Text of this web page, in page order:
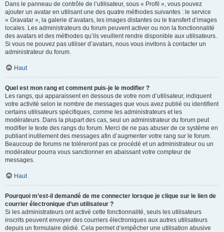
Dans le panneau de contrôle de l’utilisateur, sous « Profil », vous pouvez
ajouter un avatar en utilisant une des quatre méthodes suivantes : le service
« Gravatar », la galerie d’avatars, les images distantes ou le transfert d’images
locales. Les administrateurs du forum peuvent activer ou non la fonctionnalité
des avatars et des méthodes qu’ils veuillent rendre disponible aux utilisateurs.
Si vous ne pouvez pas utiliser d’avatars, nous vous invitons à contacter un
administrateur du forum.
Haut
Quel est mon rang et comment puis-je le modifier ?
Les rangs, qui apparaissent en dessous de votre nom d’utilisateur, indiquent
votre activité selon le nombre de messages que vous avez publié ou identifient
certains utilisateurs spécifiques, comme les administrateurs et les
modérateurs. Dans la plupart des cas, seul un administrateur du forum peut
modifier le texte des rangs du forum. Merci de ne pas abuser de ce système en
publiant inutilement des messages afin d’augmenter votre rang sur le forum.
Beaucoup de forums ne toléreront pas ce procédé et un administrateur ou un
modérateur pourra vous sanctionner en abaissant votre compteur de
messages.
Haut
Pourquoi m’est-il demandé de me connecter lorsque je clique sur le lien de
courrier électronique d’un utilisateur ?
Si les administrateurs ont activé cette fonctionnalité, seuls les utilisateurs
inscrits peuvent envoyer des courriers électroniques aux autres utilisateurs
depuis un formulaire dédié. Cela permet d’empêcher une utilisation abusive